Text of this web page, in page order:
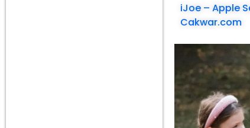
iJoe – Apple
Cakwar.com